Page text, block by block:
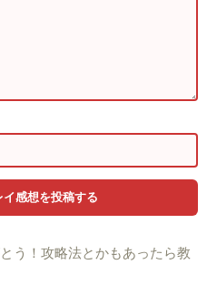
う！攻略法とかもあったら教